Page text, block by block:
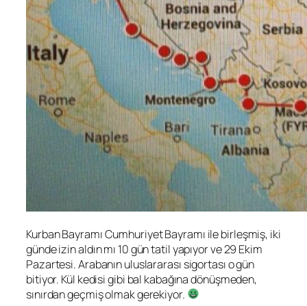
Kurban Bayramı Cumhuriyet Bayramı ile birleşmiş, iki
günde izin aldın mı 10 gün tatil yapıyor ve 29 Ekim
Pazartesi. Arabanın uluslararası sigortası o gün
bitiyor. Kül kedisi gibi bal kabağına dönüşmeden,
sınırdan geçmiş olmak gerekiyor.